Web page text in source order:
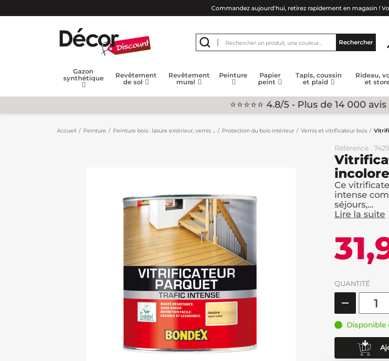
Commandez aujourd'hui, retirez rapidement en magasin !
Rechercher
Gazon
synthétique
Revêtement
de sol
Revêtement
mural
Peinture
Papier
peint
Tapis, coussin
et plaid
Rideau,
et
⭐⭐⭐⭐⭐ 4.8/5 - Plus de 14 000
Accueil Peinture Peinture bois : lasure extérieur, vernis ... Protection du bois intérieur Vernis et vitrificateur bois
Référence :
Ce
intense
séjours,...
Lire la suite
QUANTITÉ
Disponible